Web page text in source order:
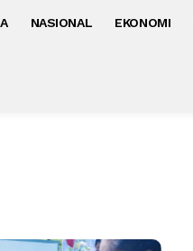
NASIONAL EKONOMI